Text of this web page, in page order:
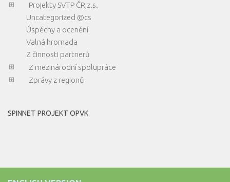
Projekty SVTP ČR,z.s.
Uncategorized @cs
Úspěchy a ocenění
Valná hromada
Z činnosti partnerů
Z mezinárodní spolupráce
Zprávy z regionů
SPINNET PROJEKT OPVK